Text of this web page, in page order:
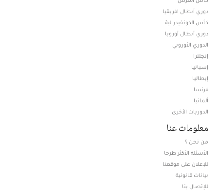
دوري أبطال افريقيا
كأس الكونفيدرالية
دوري أبطال أوروبا
الدوري الأوروبي
إنجلترا
إسبانيا
إيطاليا
فرنسا
ألمانيا
الدوريات الأخرى
معلومات عنا
من نحن ؟
الأسئلة الأكثر طرحا
للإعلان على موقعنا
بيانات قانونية
للإتصال بنا